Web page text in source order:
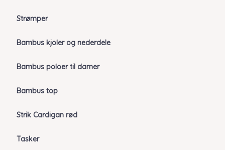
Strømper
Bambus kjoler og nederdele
Bambus poloer til damer
Bambus top
Strik Cardigan rød
Tasker